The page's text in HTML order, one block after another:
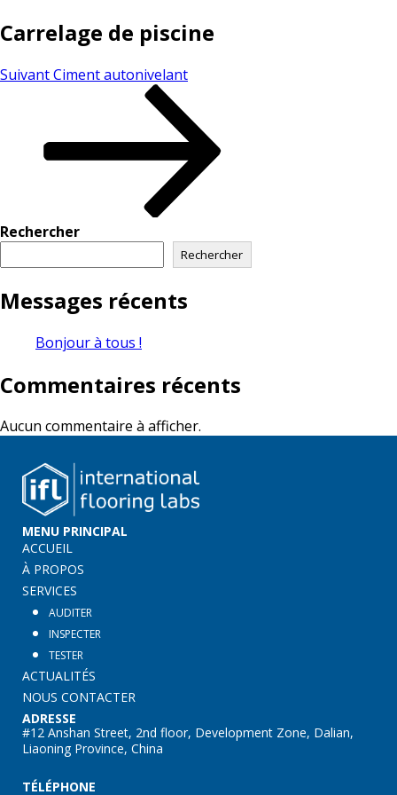
Carrelage de piscine
SuivantCiment autonivelant
Rechercher
Rechercher
Messages récents
Bonjour à tous !
Commentaires récents
Aucun commentaire à afficher.
MENU PRINCIPAL
ACCUEIL
À PROPOS
SERVICES
AUDITER
INSPECTER
TESTER
ACTUALITÉS
NOUS CONTACTER
ADRESSE
#12 Anshan Street, 2nd floor, Development Zone, Dalian,
Liaoning Province, China
TÉLÉPHONE